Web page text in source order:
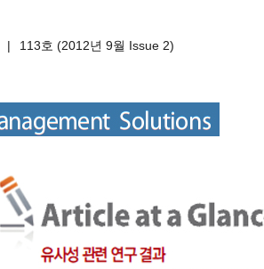
| 113호 (2012년 9월 Issue 2)